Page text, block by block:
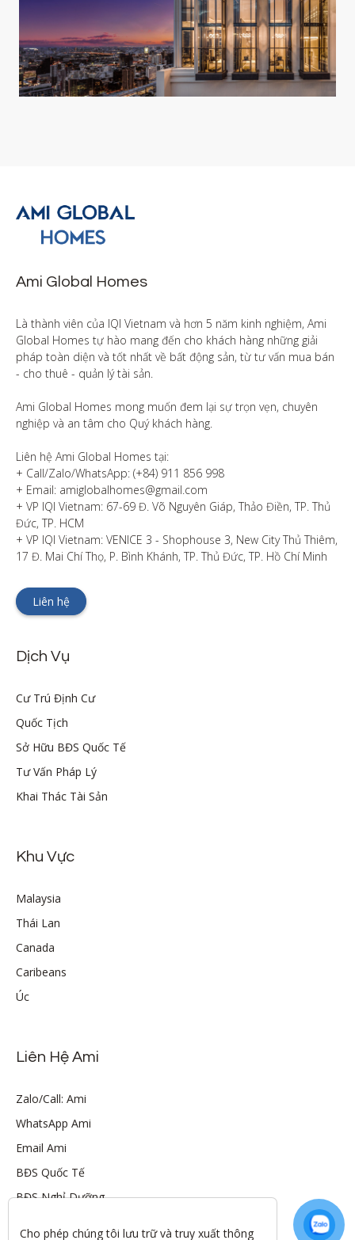
Ami Global Homes
Là thành viên của IQI Vietnam và hơn 5 năm kinh nghiệm, Ami
Global Homes tự hào mang đến cho khách hàng những giải
pháp toàn diện và tốt nhất về bất động sản, từ tư vấn mua bán
- cho thuê - quản lý tài sản.
Ami Global Homes mong muốn đem lại sự trọn vẹn, chuyên
nghiệp và an tâm cho Quý khách hàng.
Liên hệ Ami Global Homes tại:
+ Call/Zalo/WhatsApp: (+84) 911 856 998
+ Email: amiglobalhomes@gmail.com
+ VP IQI Vietnam: 67-69 Đ. Võ Nguyên Giáp, Thảo Điền, TP. Thủ
Đức, TP. HCM
+ VP IQI Vietnam: VENICE 3 - Shophouse 3, New City Thủ Thiêm,
17 Đ. Mai Chí Thọ, P. Bình Khánh, TP. Thủ Đức, TP. Hồ Chí Minh
Liên hệ
Dịch Vụ
Cư Trú Định Cư
Quốc Tịch
Sở Hữu BĐS Quốc Tế
Tư Vấn Pháp Lý
Khai Thác Tài Sản
Khu Vực
Malaysia
Thái Lan
Canada
Caribeans
Úc
Liên Hệ Ami
Zalo/Call: Ami
WhatsApp Ami
Email Ami
BĐS Quốc Tế
BĐS Nghỉ Dưỡng
Cho phép chúng tôi lưu trữ và truy xuất thông